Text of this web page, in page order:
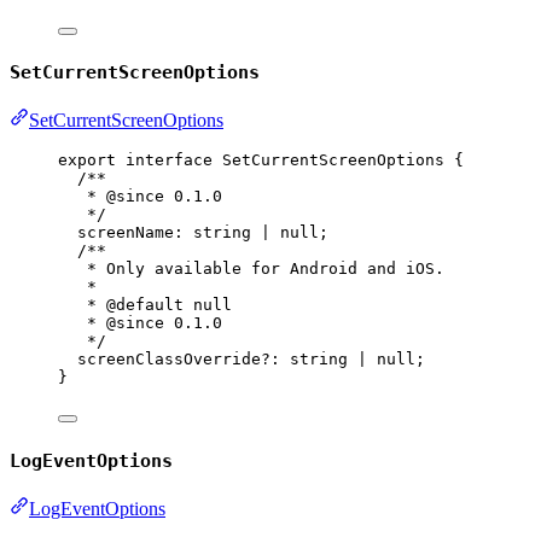
SetCurrentScreenOptions
SetCurrentScreenOptions
export interface SetCurrentScreenOptions {
/**
* @since 0.1.0
*/
screenName : string null ;
/**
* Only available for Android and iOS.
*
* @default
null
* @since 0.1.0
*/
screenClassOverride?: string null ;
}
LogEventOptions
LogEventOptions